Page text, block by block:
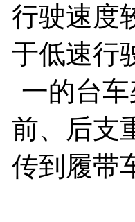
行驶速度
于低速行
一的台
前、后支
传到履带